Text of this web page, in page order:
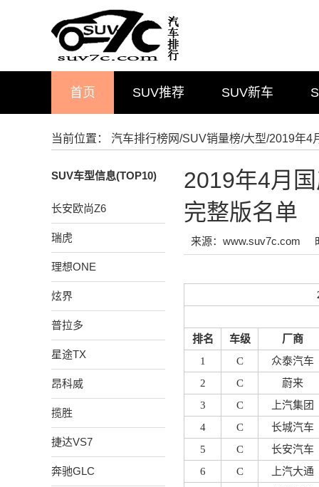
首页 SUV推荐 SUV新车
当前位置： 汽车排行榜网/SUV销量榜/大型/2019年4
SUV车型信息(TOP10)
长安欧尚Z6
瑞虎
理想ONE
炫界
普拉多
星途TX
昂科威
揽胜
捷达VS7
奔驰GLC
2019年4月
完整版名单
来源：www.suv7c.com
排名 车级
厂商
1
C
众泰汽车
2
C
蔚来
3
C
上汽集团
4
C
长城汽车
5
C
长安汽车
6
C
上汽大通